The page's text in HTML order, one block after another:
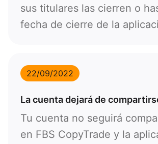
sus titulares las cierren o
fecha de cierre de la
22/09/2022
La cuenta dejará de
Tu cuenta no seguirá
en FBS CopyTrade y la
Número telefónico
1
213
376
244
1264
Escribe tu comentario, si es necesario